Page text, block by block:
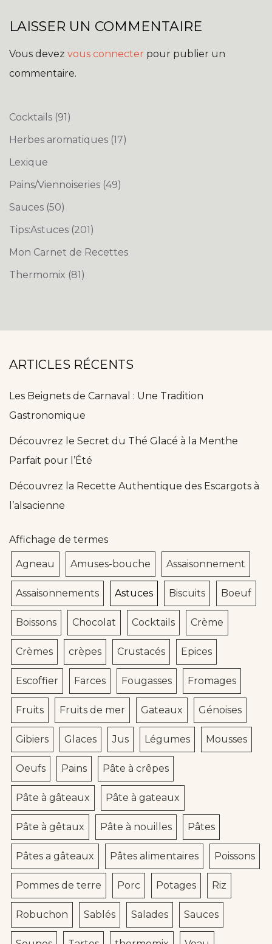
LAISSER UN COMMENTAIRE
Vous devez vous connecter pour publier un
commentaire.
Cocktails (91)
Herbes aromatiques (17)
Lexique
Pains/Viennoiseries (49)
Sauces (50)
Tips:Astuces (201)
Mon Carnet de Recettes
Thermomix (81)
ARTICLES RÉCENTS
Les Beignets de Carnaval : Une Tradition
Gastronomique
Découvrez le Secret du Thé Glacé à la Menthe
Parfait pour l’Été
Découvrez la Recette Authentique des Escargots à
l’alsacienne
Affichage de termes
Agneau Amuses-bouche Assaisonnement
Assaisonnements Astuces Biscuits Boeuf
Boissons Chocolat Cocktails Crème
Crèmes crèpes Crustacés Epices
Escoffier Farces Fougasses Fromages
Fruits Fruits de mer Gateaux Génoises
Gibiers Glaces Jus Légumes Mousses
Oeufs Pains Pâte à crêpes
Pâte à gâteaux Pâte à gateaux
Pâte à gêtaux Pâte à nouilles Pâtes
Pâtes a gâteaux Pâtes alimentaires Poissons
Pommes de terre Porc Potages Riz
Robuchon Sablés Salades Sauces